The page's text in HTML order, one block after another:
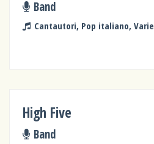
Band
Cantautori, Pop italiano, Varie
High Five
Band